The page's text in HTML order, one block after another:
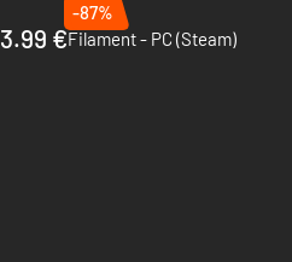
3.99 €
-87%
Filament - PC (Steam)